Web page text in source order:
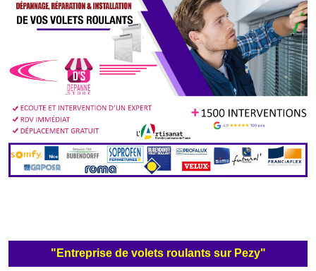
"Entreprise de volets roulants sur Pezy"